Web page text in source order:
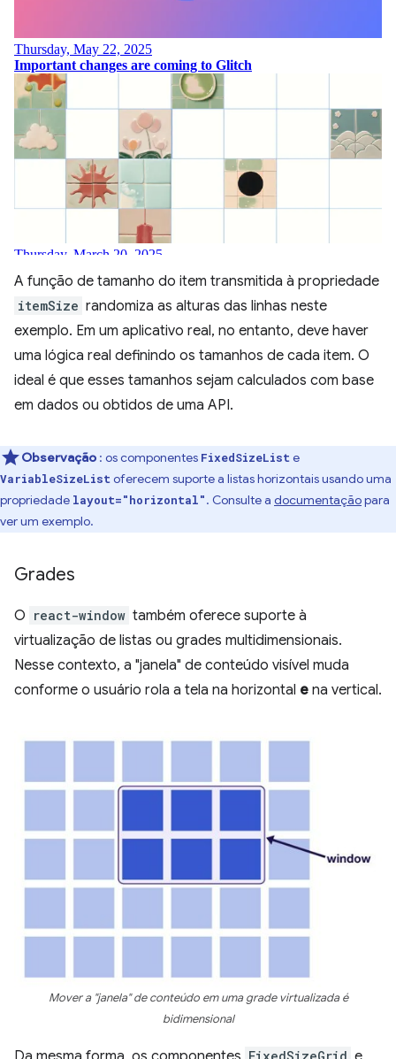
A função de tamanho do item transmitida à propriedade
itemSize randomiza as alturas das linhas neste
exemplo. Em um aplicativo real, no entanto, deve haver
uma lógica real definindo os tamanhos de cada item. O
ideal é que esses tamanhos sejam calculados com base
em dados ou obtidos de uma API.
Observação : os componentes FixedSizeList e
VariableSizeList oferecem suporte a listas horizontais usando uma
propriedade layout="horizontal". Consulte a documentaçãopara
ver um exemplo.
Grades
O react-window também oferece suporte à
virtualização de listas ou grades multidimensionais.
Nesse contexto, a "janela" de conteúdo visível muda
conforme o usuário rola a tela na horizontal e na vertical.
Mover a "janela" de conteúdo em uma grade virtualizada é
bidimensional